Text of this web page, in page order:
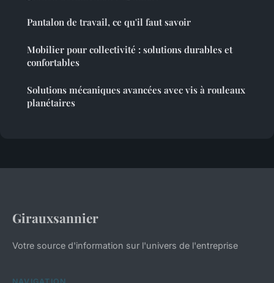
Pantalon de travail, ce qu'il faut savoir
Mobilier pour collectivité : solutions durables et
confortables
Solutions mécaniques avancées avec vis à rouleaux
planétaires
Girauxsannier
Votre source d'information sur l'univers de l'entreprise